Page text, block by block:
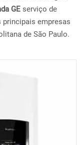
GE serviço de
empresas
de São Paulo.